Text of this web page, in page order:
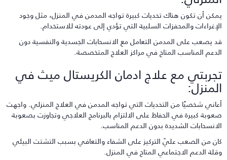
أن تكون هناك تحديات كبيرة تواجه المدمن في المنزل، مثل وجود
والمحفزات السلبية التي تؤدي إلى عودته للاستخدام.
يصعب على المدمن التعامل مع الانسحابات الجسدية والنفسية دون
المناسب المتاح في مراكز العلاج المتخصصة.
مع علاج ادمان الكريستال ميث في
شخصيًا من التحديات التي تواجه المدمن في العلاج المنزلي. واجهت
كبيرة في الحفاظ على الالتزام بالبرنامج العلاجي وتجاوزت بصعوبة
الشديدة بدون الدعم المناسب.
من الصعب عليّ التركيز على الشفاء والتعافي بسبب التشتت البيئي
الدعم الاجتماعي المتاح في المنزل.